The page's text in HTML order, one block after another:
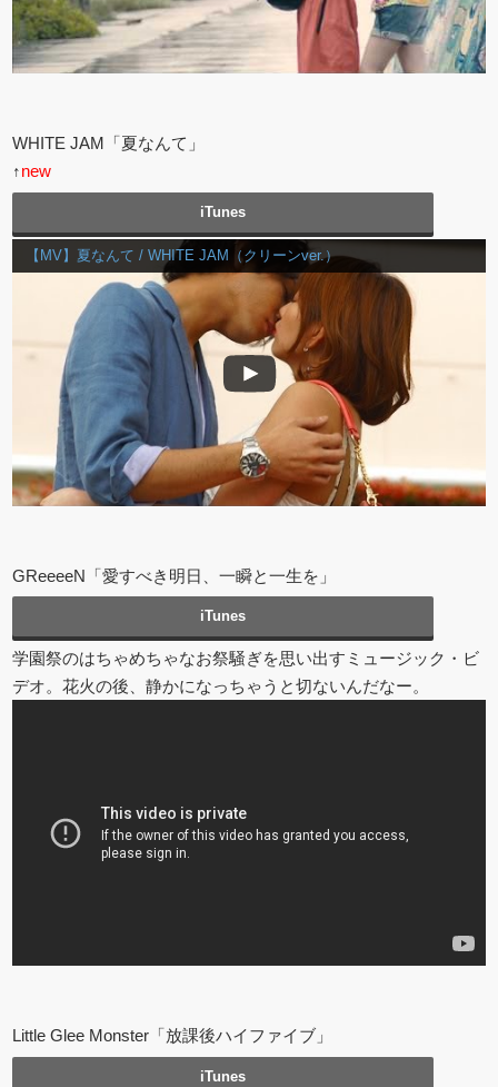
WHITE JAM「夏なんて」
↑new
iTunes
【MV】夏なんて / WHITE JAM（クリーンver.）
GReeeeN「愛すべき明日、一瞬と一生を」
iTunes
学園祭のはちゃめちゃなお祭騒ぎを思い出すミュージック・ビ
デオ。花火の後、静かになっちゃうと切ないんだなー。
Little Glee Monster「放課後ハイファイブ」
iTunes